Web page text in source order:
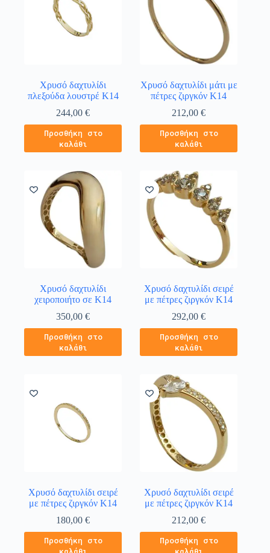
Χρυσό δαχτυλίδι
πλεξούδα λουστρέ Κ14
244,00€
Προσθήκη στο
καλάθι
Χρυσό δαχτυλίδι μάτι με
πέτρες ζιργκόν Κ14
212,00€
Προσθήκη στο
καλάθι
Χρυσό δαχτυλίδι
χειροποιήτο σε Κ14
350,00€
Προσθήκη στο
καλάθι
Χρυσό δαχτυλίδι σειρέ
με πέτρες ζιργκόν Κ14
292,00€
Προσθήκη στο
καλάθι
Χρυσό δαχτυλίδι σειρέ
με πέτρες ζιργκόν Κ14
180,00€
Προσθήκη στο
Χρυσό δαχτυλίδι σειρέ
με πέτρες ζιργκόν Κ14
212,00€
Προσθήκη στο